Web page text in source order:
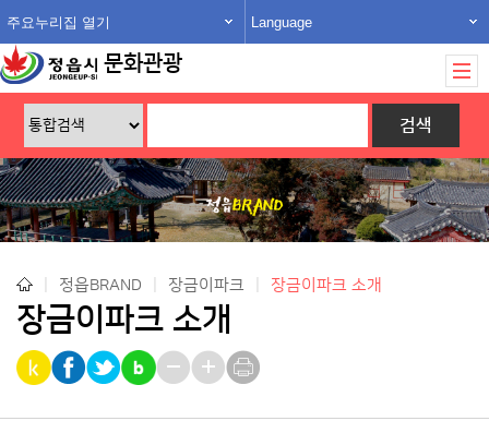
주요누리집 열기 Language
문화관광
정읍BRAND 장금이파크 장금이파크 소개
장금이파크 소개